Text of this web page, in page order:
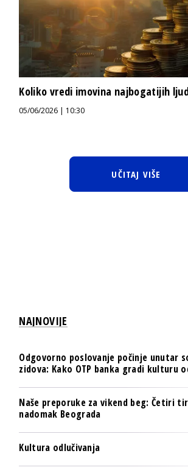
Koliko vredi imovina najbogatijih
05/06/2026 | 10:30
UČITAJ VIŠE
NAJNOVIJE
Odgovorno poslovanje počinje unutar
zidova: Kako OTP banka gradi kulturu
Naše preporuke za vikend beg: Četiri
nadomak Beograda
Kultura odlučivanja